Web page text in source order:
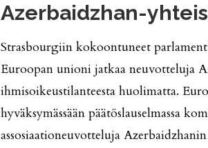
Azerbaidzhan-
Strasbourgiin kokoontuneet
Euroopan unioni jatkaa neuvotteluja
ihmisoikeustilanteesta huolimatta.
hyväksymässään päätöslauselmassa
assosiaationeuvotteluja